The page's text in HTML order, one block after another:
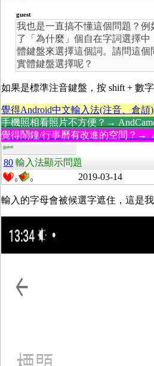
guest
我也是一直搞不懂這個問題？
了「為什麼」個自在字詞選擇
體鍵盤來選擇這個詞。請問這個
實體鍵盤選擇呢？
如果是標準注音鍵盤，按 shift + 數
覺得Android中文輸入法(注音、倉
手機照相看照片不方便？→
覺得鬧鐘/行事曆有改進的空間？→
guest
80 輸入法顯示問題
0 0 2019-03-14
輸入的字母會被候選字遮住，這是